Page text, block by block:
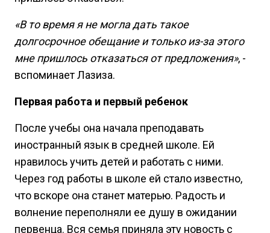
«В то время я не могла дать такое
долгосрочное обещание и только из-за этого
мне пришлось отказаться от предложения», -
вспоминает Лазиза.
Первая работа и первый ребенок
После учебы она начала преподавать
иностранный язык в средней школе. Ей
нравилось учить детей и работать с ними.
Через год работы в школе ей стало известно,
что вскоре она станет матерью. Радость и
волнение переполняли ее душу в ожидании
первенца. Вся семья приняла эту новость с